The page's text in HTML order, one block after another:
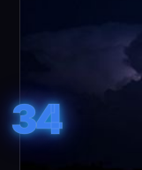
34